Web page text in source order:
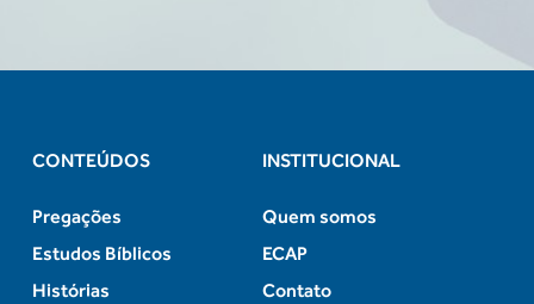
CONTEÚDOS
Pregações
Estudos Bíblicos
Histórias
INSTITUCIONAL
Quem somos
ECAP
Contato